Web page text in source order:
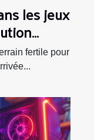
les jeux
fertile pour